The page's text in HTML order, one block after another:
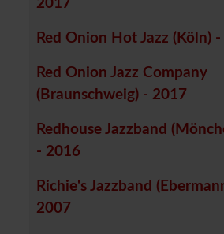
2017
Red Onion Hot Jazz (Köln)
Red Onion Jazz Company
(Braunschweig) - 2017
Redhouse Jazzband
- 2016
Richie's Jazzband
2007